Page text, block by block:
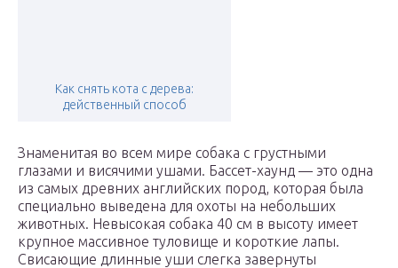
Как снять кота с дерева:
действенный способ
Знаменитая во всем мире собака с грустными
глазами и висячими ушами. Бассет-хаунд — это одна
из самых древних английских пород, которая была
специально выведена для охоты на небольших
животных. Невысокая собака 40 см в высоту имеет
крупное массивное туловище и короткие лапы.
Свисающие длинные уши слегка завернуты